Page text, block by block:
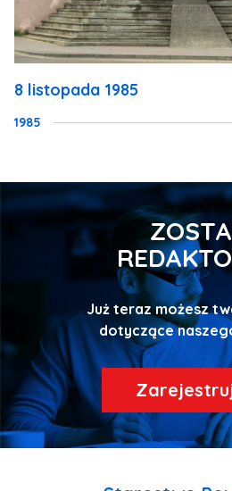
8 listopada 1985
1985
Już teraz możesz